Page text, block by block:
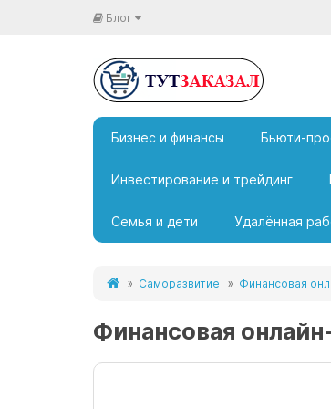
Блог
Бизнес и финансы Бьюти-
Инвестирование и трейдинг
Семья и дети Удалённая
Саморазвитие Финансовая
Финансовая